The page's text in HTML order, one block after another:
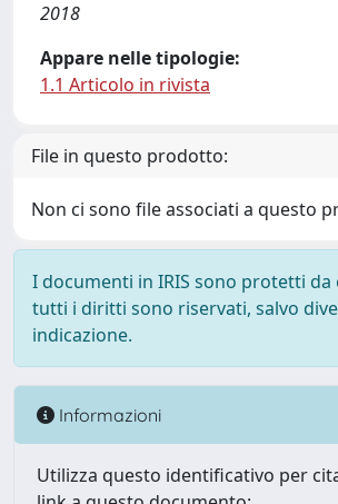
2018
Appare nelle tipologie:
1.1 Articolo in rivista
File in questo prodotto:
Non ci sono file associati a questo
I documenti in IRIS sono protetti
tutti i diritti sono riservati, salvo
indicazione.
Informazioni
Utilizza questo identificativo per